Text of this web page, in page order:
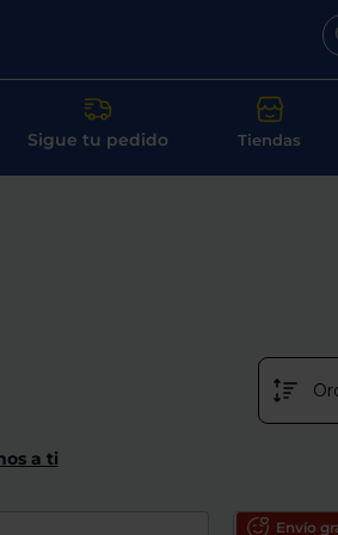
Sigue tu pedido Tiendas
a ti
Envío